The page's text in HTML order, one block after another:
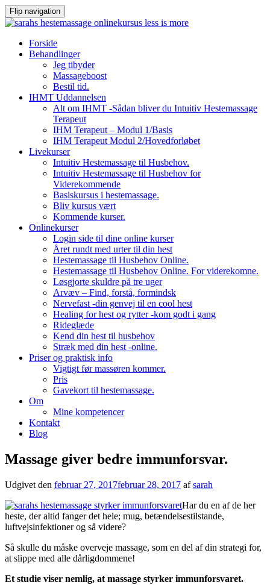
Flip navigation
VidereForside
Behandlinger
Jeg tibyder
Massageboost
Bestil tid.
IHMT Uddannelsen
Alt om IHMT -Sådan bliver du Intuitiv Hestemassage
Terapeut
IHM Terapeut – Modul 1/Basis
IHM Terapeut Modul 2/Hovedforløbet
Livekurser
Intuitiv Hestemassage til Husbehov.
Intuitiv Hestemassage til Husbehov for
Viderekommende
Basiskursus i hestemassage.
Bliv kursus vært
Kommende kurser.
Onlinekurser
Login side til dine online kurser
Året rundt med urter til din hest
Hestemassage til Husbehov Online.
Hestemassage til Husbehov Online. For viderekomne.
Løsgjorte skuldre på tre uger
Arvæv – Find, forstå, formindsk
Nervefast -din genvej til en cool hest
Healing for hest og rytter -kom godt i gang
Rideglæde
Kend din hest til husbehov
Stræk med din hest -online.
Priser og praktisk info
Vigtigt før massøren kommer.
Pris
Gavekort til hestemassage.
Om
Mine kompetencer
Kontakt
Blog
Massage giver bedre immunforsvar.
Udgivet den februar 27, 2017februar 28, 2017 afsarah
Har du en af de her
heste, der altid fanger det hele; mug, betændelsestilstande,
luftvejsinfektioner og så videre?
Så skulle du måske overveje massage, som en del af din strategi for,
at slippe med alle dårligdommene!
Et studie viser nemlig, at massage styrker immunforsvaret.